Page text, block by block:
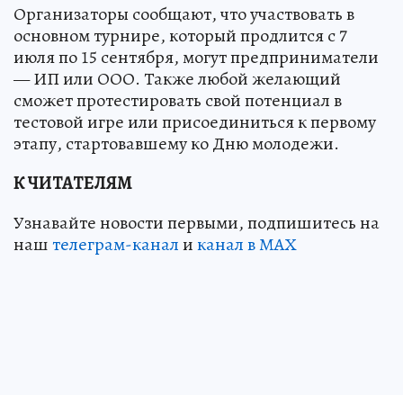
Организаторы сообщают, что участвовать в
основном турнире, который продлится с 7
июля по 15 сентября, могут предприниматели
— ИП или ООО. Также любой желающий
сможет протестировать свой потенциал в
тестовой игре или присоединиться к первому
этапу, стартовавшему ко Дню молодежи.
К ЧИТАТЕЛЯМ
Узнавайте новости первыми, подпишитесь на
наштелеграм-каналиканал в МАХ